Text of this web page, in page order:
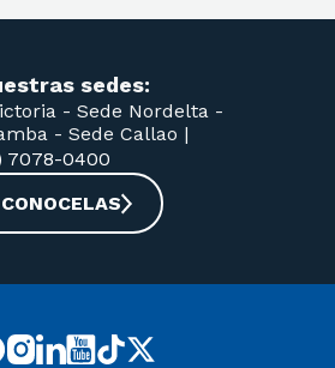
sedes:
- Sede Nordelta -
- Sede Callao |
7078-0400
CONOCELAS